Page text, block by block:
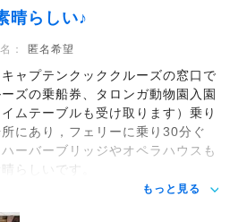
晴らしい♪
： 匿名希望
ャプテンクッククルーズの窓口で
ズの乗船券、タロンガ動物園入園
ムテーブルも受け取ります）乗り
にあり，フェリーに乗り30分ぐ
ーバーブリッジやオペラハウスも
らしいです。
もっと見る